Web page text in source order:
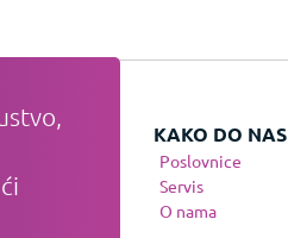
KAKO DO NAS
Poslovnice
Servis
O nama